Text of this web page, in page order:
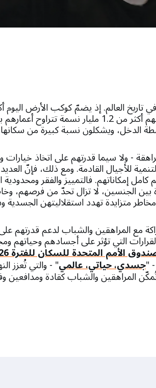
ويشكلون نسبة كبيرة من
- ولا سيما قدرتهم على اتخاذ
للأجيال القادمة. ومع ذلك، فإنّ
إمكاناتهم. فالتمييز والفقر
الجنسين، لا تزال تحدّ من فرصهم،
متزايدة تهدد استقلاليتهن
مع المراهقين والشباب لدعم قدرتهم على
التي تؤثر على أجسادهم وحياتهم
الأمم المتحدة للسكان للفترة 2026-2029
"جسدي، حياتي، عالمي" - والتي تُعزز
تُمكّن المراهقين والشباب كقادة ومدافعين